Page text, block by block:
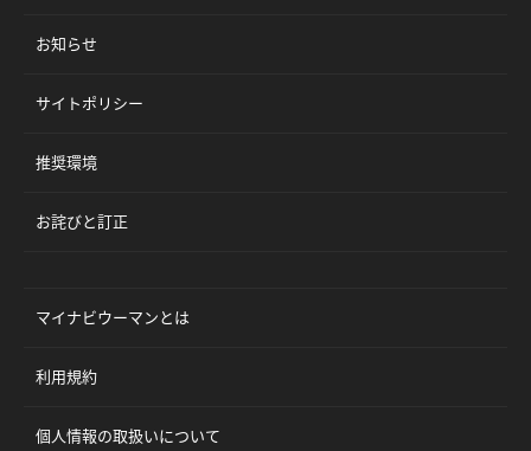
お知らせ
サイトポリシー
推奨環境
お詫びと訂正
マイナビウーマンとは
利用規約
個人情報の取扱いについて